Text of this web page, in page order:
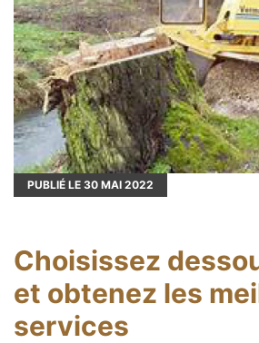
PUBLIÉ LE 30 MAI 2022
Choisissez
et obtenez les
services